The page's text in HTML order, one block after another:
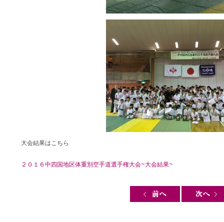
大会結果はこちら
２０１６中四国地区体重別空手道選手権大会~大会結果~